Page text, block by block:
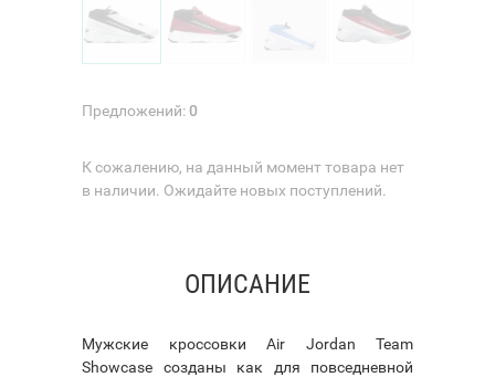
Предложений:0
К сожалению, на данный момент товара нет
в наличии. Ожидайте новых поступлений.
ОПИСАНИЕ
Мужские кроссовки Air Jordan Team
Showcase созданы как для повседневной